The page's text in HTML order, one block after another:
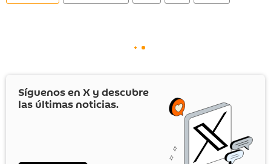
Síguenos en X y descubre
las últimas noticias.